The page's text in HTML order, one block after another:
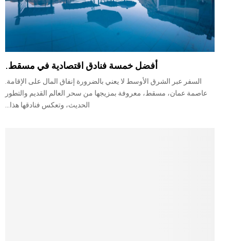
أفضل خمسة فنادق اقتصادية في مسقط.
السفر عبر الشرق الأوسط لا يعني بالضرورة إنفاق المال على الإقامة.
عاصمة عمان، مسقط، معروفة بمزيجها من سحر العالم القديم والتطور
الحديث، وتعكس فنادقها هذا...